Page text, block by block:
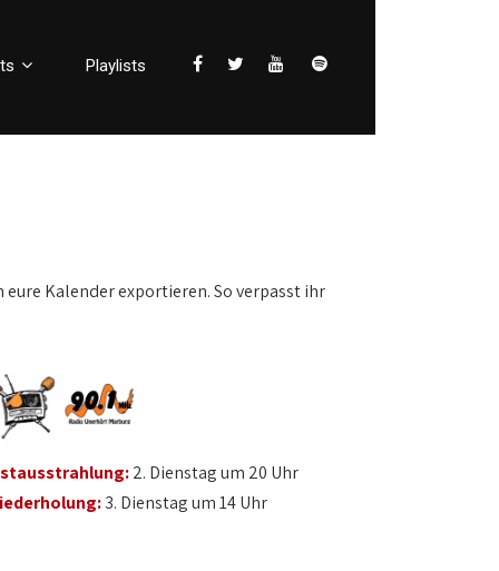
Playlists
Kalender exportieren. So verpasst ihr
2. Dienstag um 20 Uhr
3. Dienstag um 14 Uhr